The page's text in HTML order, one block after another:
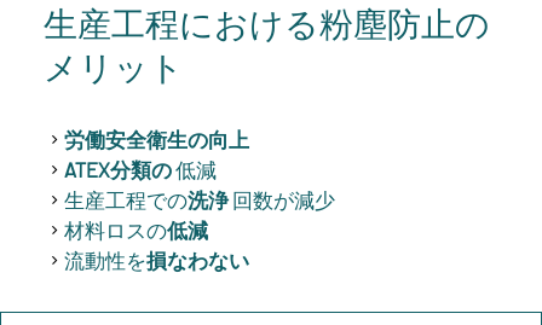
生産工程における粉塵防止の
メリット
労働安全衛生の向上
ATEX分類の低減
生産工程での洗浄回数が減少
材料ロスの低減
流動性を損なわない